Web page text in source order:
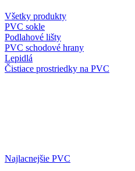
Všetky produkty
PVC sokle
Podlahové lišty
PVC schodové hrany
Lepidlá
Čistiace prostriedky na PVC
Najlacnejšie PVC